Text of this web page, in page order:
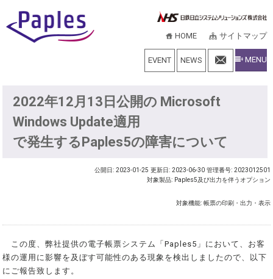
HOME サイトマップ
MENU
NEWS
EVENT
2022年12月13日公開の Microsoft
Windows Update適用
で発生するPaples5の障害について
公開日: 2023-01-25 更新日: 2023-06-30 管理番号: 2023012501
対象製品: Paples5及び出力を伴うオプション
対象機能: 帳票の印刷・出力・表示
この度、弊社提供の電子帳票システム「Paples5」において、お客
様の運用に影響を及ぼす可能性のある現象を検出しましたので、以下
にご報告致します。